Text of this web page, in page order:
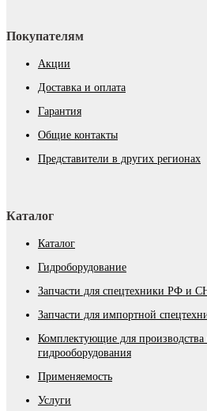
Покупателям
Акции
Доставка и оплата
Гарантия
Общие контакты
Представители в других регионах
Каталог
Каталог
Гидроборудование
Запчасти для спецтехники РФ и
Запчасти для импортной
Комплектующие для производства
гидрооборудования
Применяемость
Услуги